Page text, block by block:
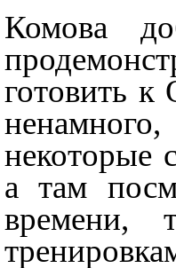
Комова
готовить
некоторые
а там
времени,